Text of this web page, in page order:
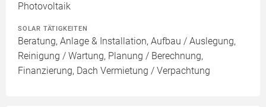
Photovoltaik
SOLAR TÄTIGKEITEN
Beratung, Anlage & Installation, Aufbau / Auslegung,
Reinigung / Wartung, Planung / Berechnung,
Finanzierung, Dach Vermietung / Verpachtung